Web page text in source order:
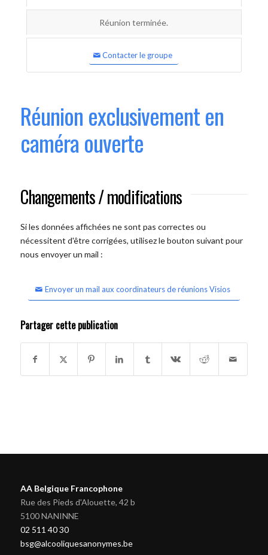
Réunion terminée.
Contacter le groupe
Réunion exclusivement en
caméra ouverte
Changements / modifications
Si les données affichées ne sont pas correctes ou
nécessitent d'être corrigées, utilisez le bouton suivant pour
nous envoyer un mail :
Envoyer un mail aux coordinateurs de réunions Visios
Partager cette publication
AA Belgique Francophone
Rue des Pieds d'Alouette, 42 b
5100 NANINNE
02 511 40 30
bsg@alcooliquesanonymes.be